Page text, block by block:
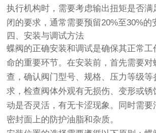
执行机构时，需要考虑输出扭矩是否满
闭的要求，通常需要预留20%至30%的
四、安装与调试方法
蝶阀的正确安装和调试是确保其正常工
命的重要环节。在安装前，首先需要对
查，确认阀门型号、规格、压力等级等
求，检查阀体外观有无损伤、变形或锈
动是否灵活，有无卡涩现象。同时需要
密封面上的防护油脂和杂质。